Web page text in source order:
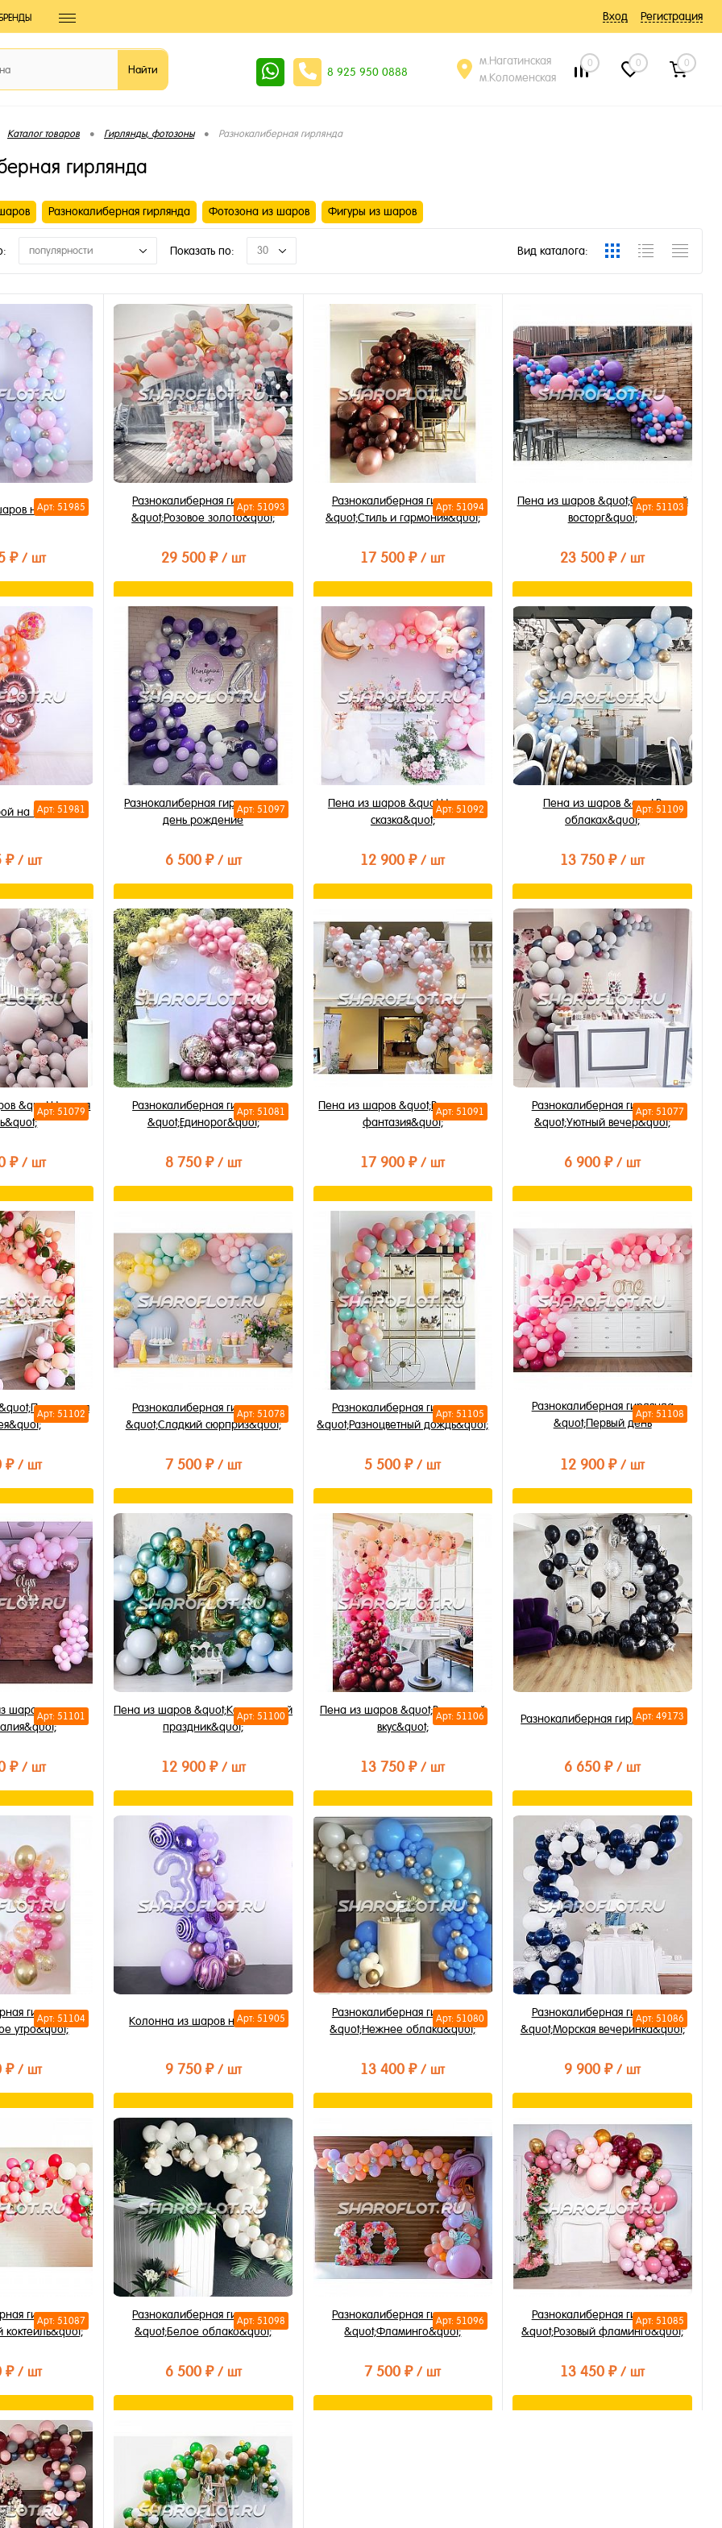
БРЕНДЫ Вход Регистрация
8 925 950 0888
м.Нагатинская
м.Коломенская
0 0 0
Каталог товаров • Гирлянды, фотозоны • Разнокалиберная гирлянда
гирлянда
Разнокалиберная гирлянда Фотозона из шаров Фигуры из шаров
популярности Показать по: 30 Вид каталога:
Арт: 51985
на 18 лет
₽ / шт
Арт: 51093
Разнокалиберная гирлянда
&quot;Розовое золото&quot;
29 500 ₽ / шт
В корзину
Купить в 1 клик
В избранное
В наличии
Арт: 51094
Разнокалиберная гирлянда
&quot;Стиль и гармония&quot;
17 500 ₽/ шт
В корзину
Купить в 1 клик
В избранное
В наличии
Арт: 51103
Пена из шаров &quot;Сиреневый
восторг&quot;
23 500 ₽/ шт
В корзину
Купить в 1 клик
В избранное
В наличии
Арт: 51981
на праздник
₽ / шт
Арт: 51097
Разнокалиберная гирлянда на
день рождение
6 500 ₽ / шт
В корзину
Купить в 1 клик
В избранное
В наличии
Арт: 51092
Пена из шаров &quot;Ночная
сказка&quot;
12 900 ₽/ шт
Купить в 1 клик
В избранное
В наличии
Арт: 51109
Пена из шаров &quot;В
облаках&quot;
13 750 ₽/ шт
В корзину
Купить в 1 клик
В избранное
В наличии
Арт: 51079
&quot;Нежная
₽ / шт
Арт: 51081
Разнокалиберная гирлянда
&quot;Единорог&quot;
8 750 ₽ / шт
Купить в 1 клик
В избранное
В наличии
Арт: 51091
Пена из шаров &quot;Воздушная
фантазия&quot;
17 900 ₽/ шт
В корзину
Купить в 1 клик
В избранное
В наличии
Арт: 51077
Разнокалиберная гирлянда
&quot;Уютный вечер&quot;
6 900 ₽/ шт
Купить в 1 клик
В избранное
В наличии
Арт: 51102
₽ / шт
Арт: 51078
Разнокалиберная гирлянда
&quot;Сладкий сюрприз&quot;
7 500 ₽ / шт
В корзину
Купить в 1 клик
В избранное
В наличии
Арт: 51105
Разнокалиберная гирлянда
&quot;Разноцветный дождь&quot;
5 500 ₽/ шт
В корзину
Купить в 1 клик
В избранное
В наличии
Арт: 51108
Разнокалиберная гирлянда
&quot;Первый день
12 900 ₽/ шт
В корзину
Купить в 1 клик
В избранное
В наличии
Арт: 51101
шаров
₽ / шт
Арт: 51100
Пена из шаров &quot;Королевский
праздник&quot;
12 900 ₽ / шт
В корзину
Купить в 1 клик
В избранное
В наличии
Арт: 51106
Пена из шаров &quot;Вишневый
вкус&quot;
13 750 ₽/ шт
В корзину
Купить в 1 клик
В избранное
В наличии
Арт: 49173
Разнокалиберная гирлянда №1
6 650 ₽/ шт
В корзину
Купить в 1 клик
В избранное
В наличии
Арт: 51104
гирлянда
утро&quot;
₽ / шт
Арт: 51905
Колонна из шаров на 3 года
9 750 ₽ / шт
В корзину
Купить в 1 клик
В избранное
В наличии
Арт: 51080
Разнокалиберная гирлянда
&quot;Нежнее облака&quot;
13 400 ₽/ шт
Купить в 1 клик
В избранное
В наличии
Арт: 51086
Разнокалиберная гирлянда
&quot;Морская вечеринка&quot;
9 900 ₽/ шт
Купить в 1 клик
В избранное
В наличии
Арт: 51087
гирлянда
₽ / шт
Арт: 51098
Разнокалиберная гирлянда
&quot;Белое облако&quot;
6 500 ₽ / шт
Купить в 1 клик
В избранное
В наличии
Арт: 51096
Разнокалиберная гирлянда
&quot;Фламинго&quot;
7 500 ₽/ шт
Арт: 51085
Разнокалиберная гирлянда
&quot;Розовый фламинго&quot;
13 450 ₽/ шт